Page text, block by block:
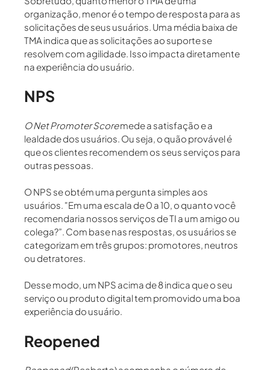
organização, menor é o tempo de resposta para as
solicitações de seus usuários. Uma média baixa de
TMA indica que as solicitações ao suporte se
resolvem com agilidade. Isso impacta diretamente
na experiência do usuário.
NPS
ONet Promoter Scoremede a satisfação e a
lealdade dos usuários. Ou seja, o quão provável é
que os clientes recomendem os seus serviços para
outras pessoas.
O NPS se obtém uma pergunta simples aos
usuários. "Em uma escala de 0 a 10, o quanto você
recomendaria nossos serviços de TI a um amigo ou
colega?”. Com base nas respostas, os usuários se
categorizam em três grupos: promotores, neutros
ou detratores.
Desse modo, um NPS acima de 8 indica que o seu
serviço ou produto digital tem promovido uma boa
experiência do usuário.
Reopened